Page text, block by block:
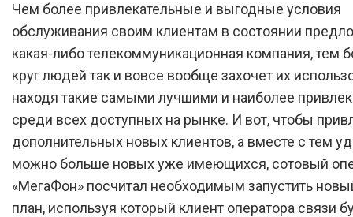
Сотовый оператор
запустил новый
план, о котором все
более 10 лет
Чем более привлекательные и выгодные условия
обслуживания своим клиентам в состоянии
какая-либо телекоммуникационная компания, тем
круг людей так и вовсе вообще захочет их
находя такие самыми лучшими и наиболее
среди всех доступных на рынке. И вот, чтобы
дополнительных новых клиентов, а вместе с тем
можно больше новых уже имеющихся, сотовый
«МегаФон» посчитал необходимым запустить
план, используя который клиент оператора связи